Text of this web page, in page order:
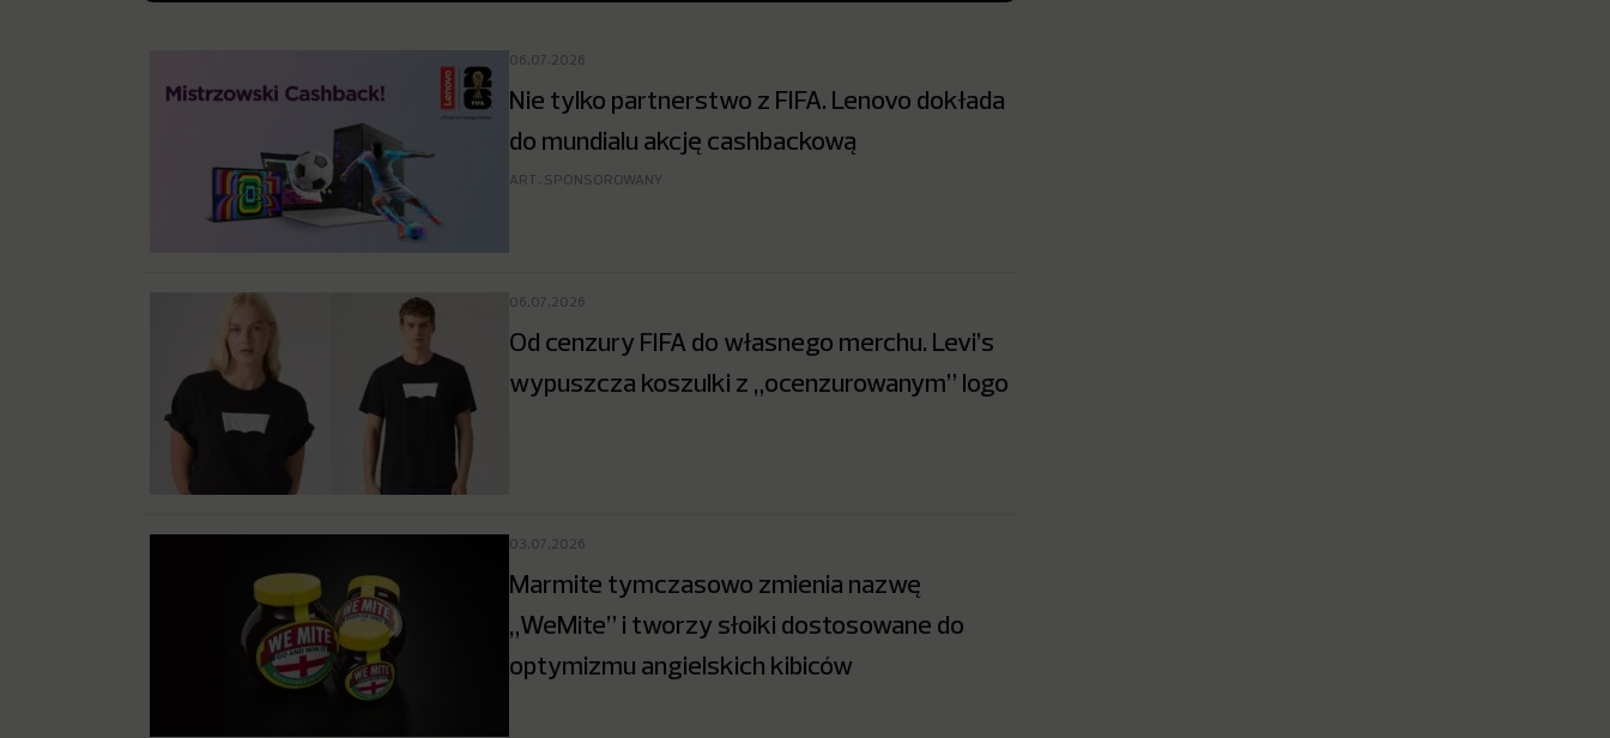
06.07.2026
Nie tylko partnerstwo z FIFA. Lenovo dokłada
do mundialu akcję cashbackową
ART. SPONSOROWANY
06.07.2026
Od cenzury FIFA do własnego merchu. Levi’s
wypuszcza koszulki z „ocenzurowanym” logo
03.07.2026
Marmite tymczasowo zmienia nazwę
„WeMite” i tworzy słoiki dostosowane do
optymizmu angielskich kibiców